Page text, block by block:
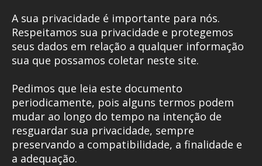
A sua privacidade é importante para nós.
Respeitamos sua privacidade e protegemos
seus dados em relação a qualquer informação
sua que possamos coletar neste site.
Pedimos que leia este documento
periodicamente, pois alguns termos podem
mudar ao longo do tempo na intenção de
resguardar sua privacidade, sempre
preservando a compatibilidade, a finalidade e
a adequação.